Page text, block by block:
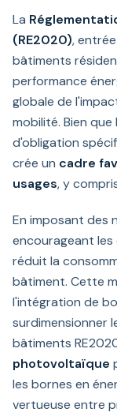
La
(RE2020),
bâtiments
performance
globale de
mobilité. Bien
d'obligation
crée un cadre
usages, y
En imposant des
encourageant les
réduit la
bâtiment. Cette
l'intégration de
surdimensionner
bâtiments
photovoltaïque
les bornes en
vertueuse entre